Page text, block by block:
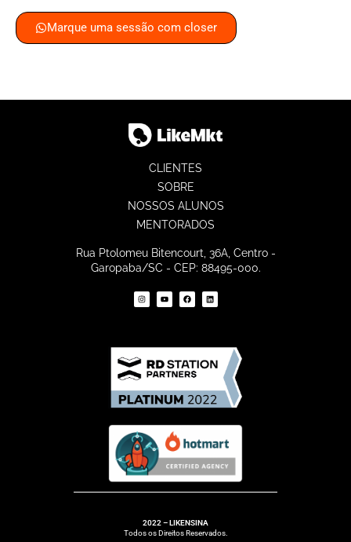
Marque uma sessão com closer
CLIENTES
SOBRE
NOSSOS ALUNOS
MENTORADOS
Rua Ptolomeu Bitencourt, 36A, Centro -
Garopaba/SC - CEP: 88495-000.
2022 – LIKENSINA
Todos os Direitos Reservados.